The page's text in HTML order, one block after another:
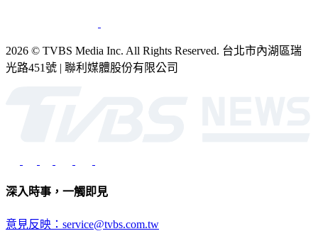
2026 © TVBS Media Inc. All Rights Reserved. 台北市內湖區瑞
光路451號 | 聯利媒體股份有限公司
深入時事，一觸即見
意見反映：service@tvbs.com.tw